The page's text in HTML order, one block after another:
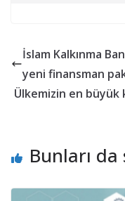
İslam Kalkınma
yeni finansman
Ülkemizin en büyük
Bunları